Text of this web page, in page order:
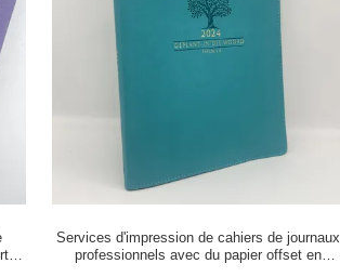
Services d'impression de cahiers de journaux
professionnels avec du papier offset en